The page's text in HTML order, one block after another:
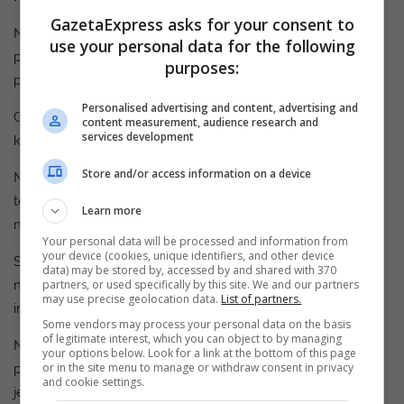
Neuralink, e cila ishte vlerësuar rreth 5 miliardë dollarë, është
përballur me thirrje të vazhdueshme për shqyrtim lidhur me
protokollet e sigurisë dhe testimet te kafshët.
Gjatë viteve të fundit, ajo ka kryer testime të implantit te
kafshët, me rezultate të përziera.
Në një prezantim në vitin 2020, Elon Musk prezantoi për herë
të parë në publik çipin Neuralink, përmes një demonstrimi te
një derrkucë me emrin Gertrude.
Sinyalet e trurit të Gertrude u vizualizuan në kohë reale
ndërsa ajo nuhaste në kafazin e saj – të cilat përdoreshin nga
implanti.
Një derr tjetër që ishte pjesë e demonstrimit kishte pasur më
parë një implant, i cili më pas ishte hequr, dhe ishte duke
jetuar një “jetë të shëndetshme”.
GazetaExpress asks for your consent to
use your personal data for the following
purposes:
Personalised advertising and content, advertising and
content measurement, audience research and
services development
Store and/or access information on a device
Learn more
Your personal data will be processed and information from
your device (cookies, unique identifiers, and other device
data) may be stored by, accessed by and shared with 370
partners, or used specifically by this site. We and our partners
may use precise geolocation data. List of partners.
Some vendors may process your personal data on the basis
of legitimate interest, which you can object to by managing
your options below. Look for a link at the bottom of this page
or in the site menu to manage or withdraw consent in privacy
and cookie settings.